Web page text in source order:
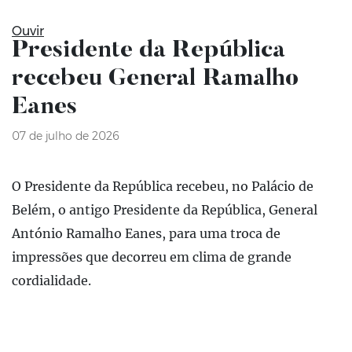
Ouvir
Presidente da República
recebeu General Ramalho
Eanes
07 de julho de 2026
O Presidente da República recebeu, no Palácio de
Belém, o antigo Presidente da República, General
António Ramalho Eanes, para uma troca de
impressões que decorreu em clima de grande
cordialidade.